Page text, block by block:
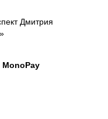
Дмитрия
MonoPay